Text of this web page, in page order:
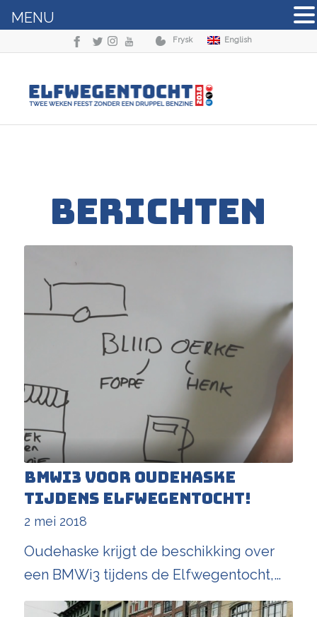
Frysk English
BERICHTEN
BMWi3 voor Oudehaske
tijdens Elfwegentocht!
2 mei 2018
Oudehaske krijgt de beschikking over
een BMWi3 tijdens de Elfwegentocht,…
MENU